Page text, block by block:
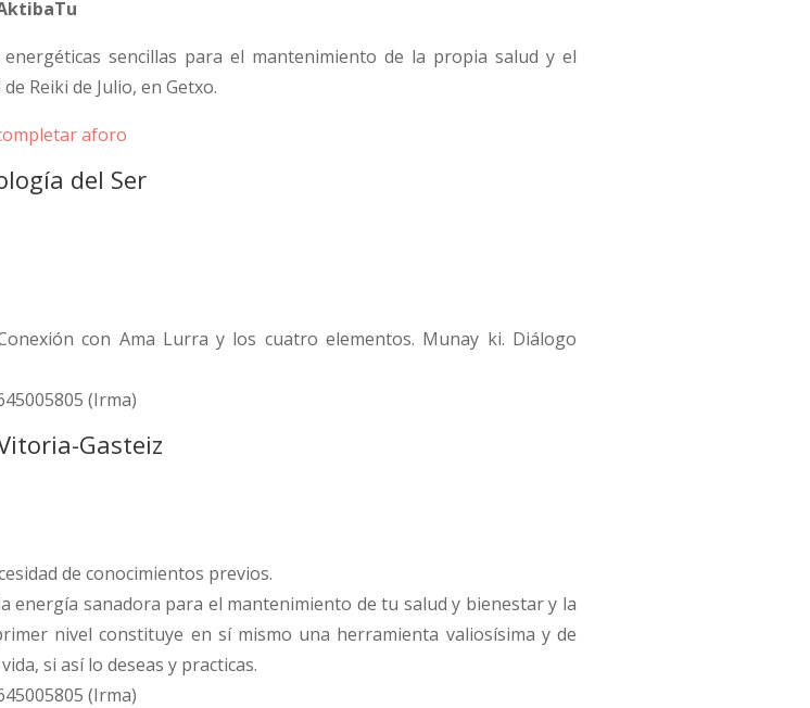
sencillas para el mantenimiento de la propia salud y el
Reiki de Julio, en Getxo.
aforo
del Ser
con Ama Lurra y los cuatro elementos. Munay ki. Diálogo
(Irma)
Gasteiz
de conocimientos previos.
energía sanadora para el mantenimiento de tu salud y bienestar y la
nivel constituye en sí mismo una herramienta valiosísima y de
si así lo deseas y practicas.
(Irma)